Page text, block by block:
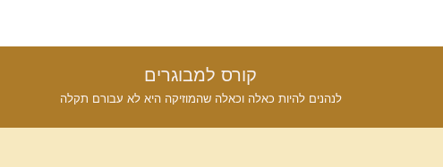
קורס למבוגרים
לנהנים להיות כאלה וכאלה שהמוזיקה היא לא עבורם תקלה